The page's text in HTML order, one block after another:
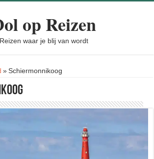
op Reizen
Reizen waar je blij van wordt
» Schiermonnikoog